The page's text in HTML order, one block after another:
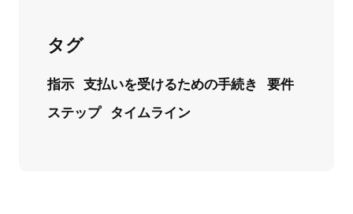
タグ
指示 支払いを受けるための手続き
要件
ステップ タイムライン